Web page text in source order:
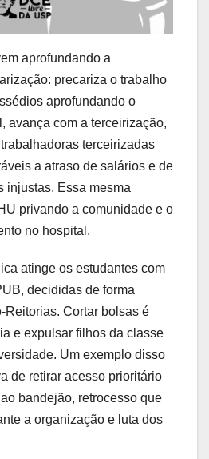
aprofundando a
precariza o trabalho
aprofundando o
avança com a terceirização,
terceirizadas
a atraso de salários e de
injustas. Essa mesma
privando a comunidade e o
no hospital.
atinge os estudantes com
decididas de forma
Reitorias. Cortar bolsas é
e expulsar filhos da classe
Um exemplo disso
de retirar acesso prioritário
bandejão, retrocesso que
a organização e luta dos